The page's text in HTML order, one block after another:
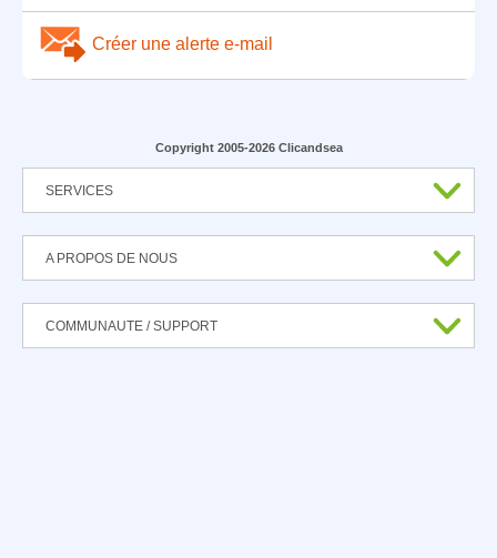
Créer une alerte e-mail
Copyright 2005-2026 Clicandsea
SERVICES
A PROPOS DE NOUS
COMMUNAUTE / SUPPORT